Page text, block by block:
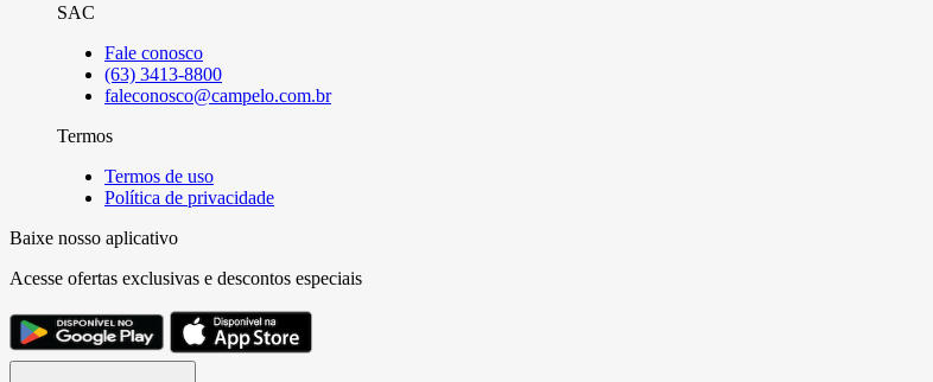
SAC
Fale conosco
(63) 3413-8800
faleconosco@campelo.com.br
Termos
Termos de uso
Política de privacidade
Baixe nosso aplicativo
Acesse ofertas exclusivas e descontos especiais